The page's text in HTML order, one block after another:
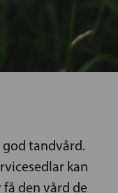
god tandvård.
kan
den vård de